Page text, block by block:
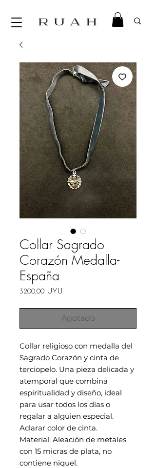
Collar Sagrado
Corazón Medalla-
España
3200,00 UYU
Agotado
Collar religioso con medalla del
Sagrado Corazón y cinta de
terciopelo. Una pieza delicada y
atemporal que combina
espiritualidad y diseño, ideal
para usar todos los días o
regalar a alguien especial.
Aclarar color de cinta.
Material: Aleación de metales
con 15 micras de plata, no
contiene niquel.